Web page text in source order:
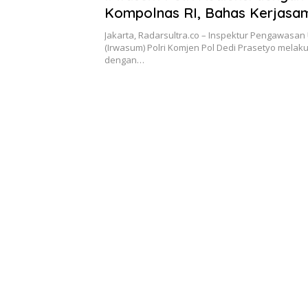
Kompolnas RI, Bahas
Penguatan Pengawasan
Jakarta, Radarsultra.co – Inspektur Pengawasan
(Irwasum) Polri Komjen Pol Dedi Prasetyo
dengan…